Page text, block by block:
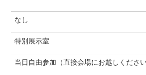
なし
特別展示室
当日自由参加（直接会場にお越しくださ